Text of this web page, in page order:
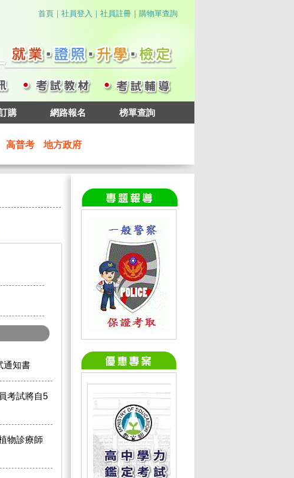
首頁 ｜ 社員登入 ｜ 社員註冊 ｜ 購物單查詢
購 網路報名 榜單查詢
高普考 地方政府
通知書
考試將自5
物診療師